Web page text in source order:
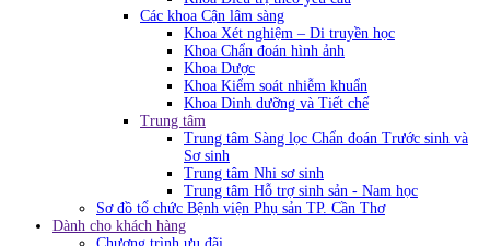
Các khoa Cận lâm sàng
Khoa Xét nghiệm – Di truyền học
Khoa Chẩn đoán hình ảnh
Khoa Dược
Khoa Kiểm soát nhiễm khuẩn
Khoa Dinh dưỡng và Tiết chế
Trung tâm
Trung tâm Sàng lọc Chẩn đoán Trước sinh và
Sơ sinh
Trung tâm Nhi sơ sinh
Trung tâm Hỗ trợ sinh sản - Nam học
Sơ đồ tổ chức Bệnh viện Phụ sản TP. Cần Thơ
Dành cho khách hàng